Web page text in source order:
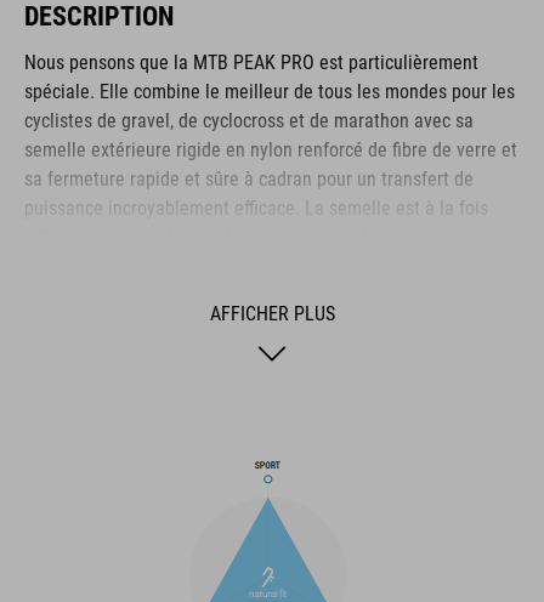
DESCRIPTION
Nous pensons que la MTB PEAK PRO est particulièrement
spéciale. Elle combine le meilleur de tous les mondes pour les
cyclistes de gravel, de cyclocross et de marathon avec sa
semelle extérieure rigide en nylon renforcé de fibre de verre et
sa fermeture rapide et sûre à cadran pour un transfert de
puissance incroyablement efficace. La semelle est à la fois
orteils et l'embout du talon renforcés offrent une protection
suffisante pour ces zones vulnérables. La semelle
semelle intérieure NF Ergonomics assure une répartition
optimale de la pression et de l'amortissement, que vous
participiez à une course ou que vous vous attaquiez à des
AFFICHER PLUS